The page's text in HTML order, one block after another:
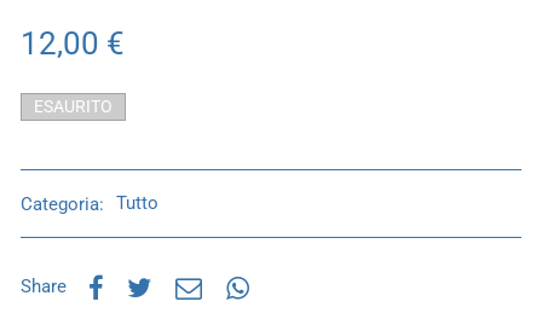
12,00 €
ESAURITO
Categoria: Tutto
Share